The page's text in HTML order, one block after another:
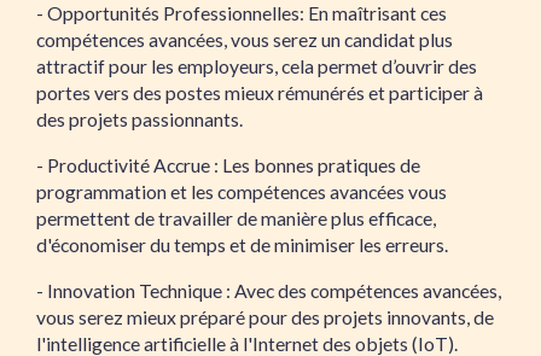
- Opportunités Professionnelles: En maîtrisant ces
compétences avancées, vous serez un candidat plus
attractif pour les employeurs, cela permet d’ouvrir des
portes vers des postes mieux rémunérés et participer à
des projets passionnants.
- Productivité Accrue : Les bonnes pratiques de
programmation et les compétences avancées vous
permettent de travailler de manière plus efficace,
d'économiser du temps et de minimiser les erreurs.
- Innovation Technique : Avec des compétences avancées,
vous serez mieux préparé pour des projets innovants, de
l'intelligence artificielle à l'Internet des objets (IoT).